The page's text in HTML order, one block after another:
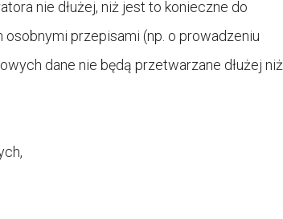
nie dłużej, niż jest to konieczne do
przepisami (np. o prowadzeniu
dane nie będą przetwarzane dłużej niż